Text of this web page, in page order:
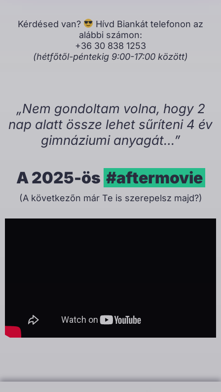
Kérdésed van?
Hívd Biankát telefonon az
alábbi számon:
+36 30 838 1253
(hétfőtől-péntekig 9:00-17:00 között)
„Nem gondoltam volna, hogy 2
nap alatt össze lehet sűríteni 4 év
gimnáziumi anyagát…”
A 2025-ös #aftermovie
(A következőn már Te is szerepelsz majd?)